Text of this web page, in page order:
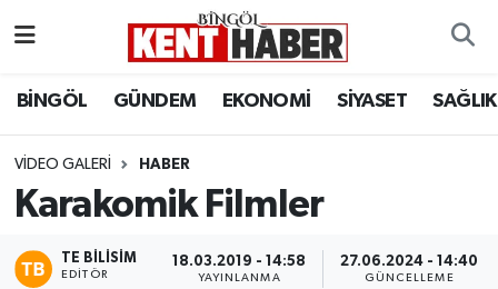
BİNGÖL GÜNDEM EKONOMİ SİYASET SAĞLIK
VIDEO GALERI HABER
Karakomik Filmler
TE BILISIM
EDITÖR
18.03.2019 - 14:58
YAYINLANMA
27.06.2024 - 14:40
GÜNCELLEME
BİLİM-TEKNOLOJİ
DÜNYA
EĞİTİM
Bingöl Hava Durumu
Bingöl Namaz Vakitleri
Bingöl Trafik Yoğunluk Haritası